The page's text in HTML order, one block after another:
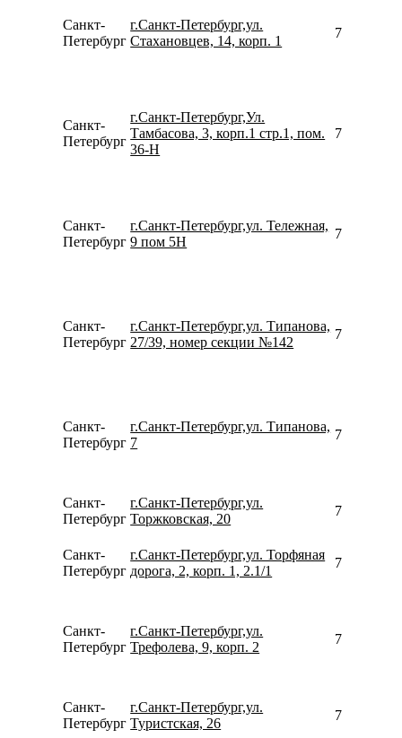
Санкт-
Петербург
г.Санкт-Петербург,ул.
Стахановцев, 14, корп. 1
Санкт-
Петербург
г.Санкт-Петербург,Ул.
Тамбасова, 3, корп.1 стр.1, пом.
36-Н
Санкт-
Петербург
г.Санкт-Петербург,ул. Тележная,
9 пом 5Н
Санкт-
Петербург
г.Санкт-Петербург,ул. Типанова,
27/39, номер секции №142
Санкт-
Петербург
г.Санкт-Петербург,ул. Типанова,
7
Санкт-
Петербург
г.Санкт-Петербург,ул.
Торжковская, 20
Санкт-
Петербург
г.Санкт-Петербург,ул. Торфяная
дорога, 2, корп. 1, 2.1/1
Санкт-
Петербург
г.Санкт-Петербург,ул.
Трефолева, 9, корп. 2
Санкт-
Петербург
г.Санкт-Петербург,ул.
Туристская, 26